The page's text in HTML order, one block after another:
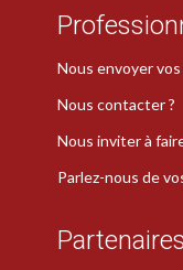
Nous envoyer
Nous contacter ?
Nous inviter à
Parlez-nous de
Partenaires